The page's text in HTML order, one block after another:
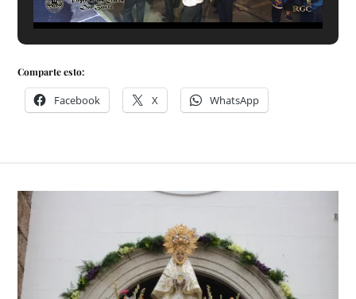
Comparte esto:
Facebook X WhatsApp